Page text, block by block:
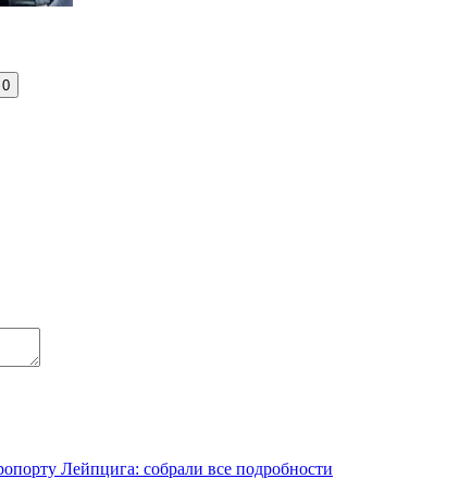
0
Лейпцига: собрали все подробности